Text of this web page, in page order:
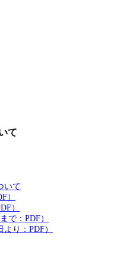
て
いて
）
）
で：PDF）
り：PDF）